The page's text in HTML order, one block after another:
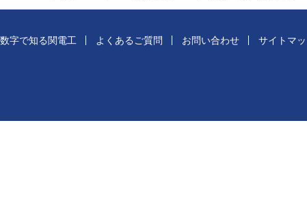
数字で知る関電工 よくあるご質問 お問い合わせ サイトマ